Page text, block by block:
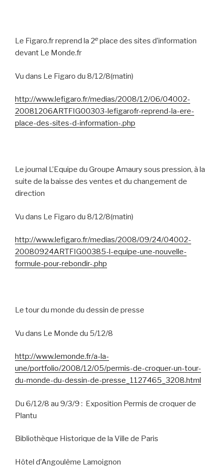
Le Figaro.fr reprend la 2e place des sites d’information
devant Le Monde.fr
Vu dans Le Figaro du 8/12/8(matin)
http://www.lefigaro.fr/medias/2008/12/06/04002-
20081206ARTFIG00303-lefigarofr-reprend-la-ere-
place-des-sites-d-information-.php
Le journal L’Equipe du Groupe Amaury sous pression, à la
suite de la baisse des ventes et du changement de
direction
Vu dans Le Figaro du 8/12/8(matin)
http://www.lefigaro.fr/medias/2008/09/24/04002-
20080924ARTFIG00385-l-equipe-une-nouvelle-
formule-pour-rebondir-.php
Le tour du monde du dessin de presse
Vu dans Le Monde du 5/12/8
http://www.lemonde.fr/a-la-
une/portfolio/2008/12/05/permis-de-croquer-un-tour-
du-monde-du-dessin-de-presse_1127465_3208.html
Du 6/12/8 au 9/3/9 : Exposition Permis de croquer de
Plantu
Bibliothèque Historique de la Ville de Paris
Hôtel d’Angoulême Lamoignon